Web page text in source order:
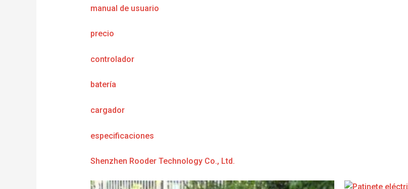
manual de usuario
precio
controlador
batería
cargador
especificaciones
Shenzhen Rooder Technology Co., Ltd.